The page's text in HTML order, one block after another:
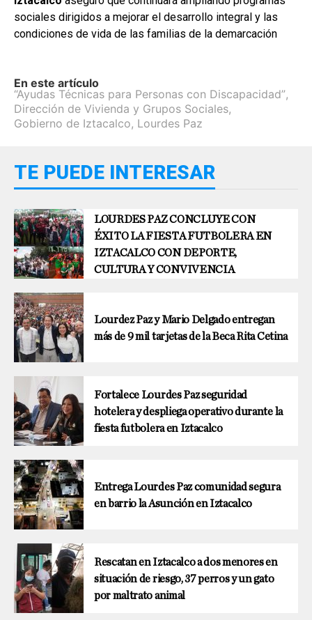
sociales dirigidos a mejorar el desarrollo integral y las
condiciones de vida de las familias de la demarcación
En este artículo
“Ayudas Técnicas para Personas con Discapacidad”,
Dirección de Vivienda y Grupos Sociales,
Gobierno de Iztacalco, Lourdes Paz
TE PUEDE INTERESAR
LOURDES PAZ CONCLUYE CON
ÉXITO LA FIESTA FUTBOLERA EN
IZTACALCO CON DEPORTE,
CULTURA Y CONVIVENCIA
Lourdez Paz y Mario Delgado entregan
más de 9 mil tarjetas de la Beca Rita Cetina
Fortalece Lourdes Paz seguridad
hotelera y despliega operativo durante la
fiesta futbolera en Iztacalco
Entrega Lourdes Paz comunidad segura
en barrio la Asunción en Iztacalco
Rescatan en Iztacalco a dos menores en
situación de riesgo, 37 perros y un gato
por maltrato animal